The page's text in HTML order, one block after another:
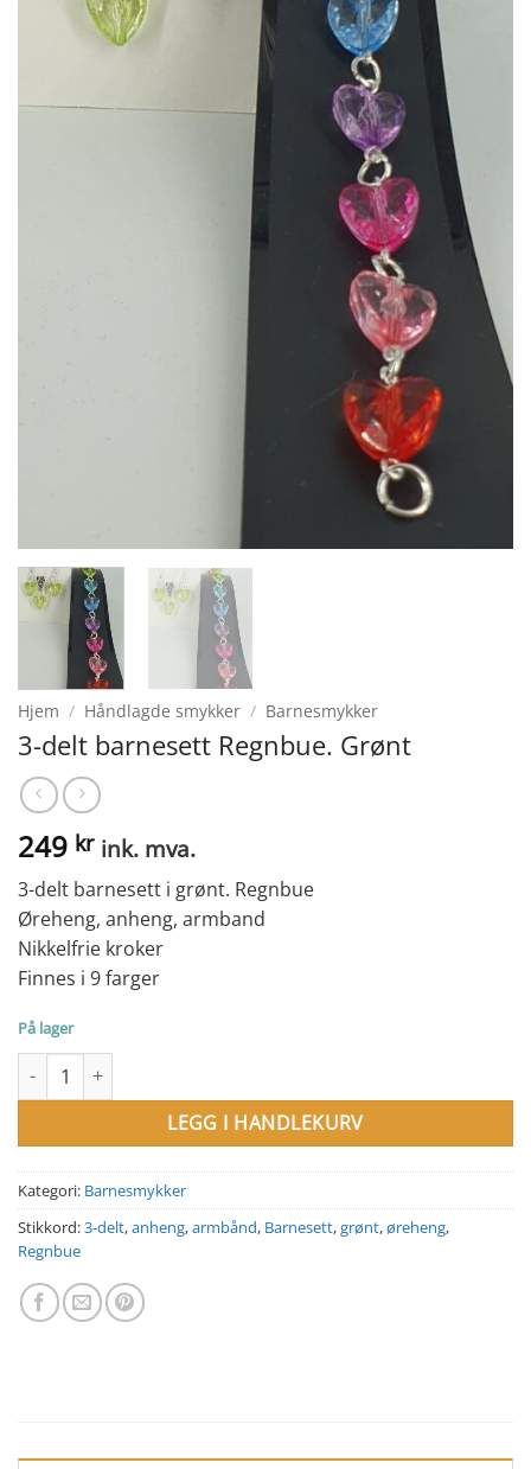
Hjem / Håndlagde smykker / Barnesmykker
3-delt barnesett Regnbue. Grønt
249 kr ink. mva.
3-delt barnesett i grønt. Regnbue
Øreheng, anheng, armband
Nikkelfrie kroker
Finnes i 9 farger
På lager
3-delt barnesett Regnbue. Grønt antall
LEGG I HANDLEKURV
Kategori: Barnesmykker
Stikkord:3-delt,anheng,armbånd, Barnesett,grønt,øreheng,
Regnbue